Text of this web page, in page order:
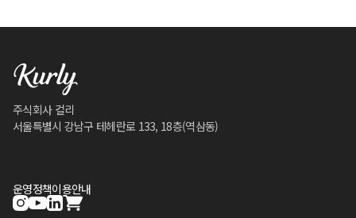
주식회사 컬리
서울특별시 강남구 테헤란로 133, 18층(역삼동)
운영정책이용안내